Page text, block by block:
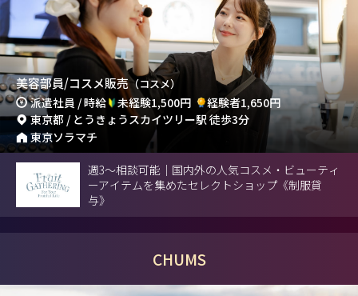
美容部員/コスメ販売（コスメ）
派遣社員 / 時給 未経験1,500円
経験者1,650円
東京都 / とうきょうスカイツリー駅 徒歩3分
東京ソラマチ
週3～相談可能｜国内外の人気コスメ・ビューティ
ーアイテムを集めたセレクトショップ《制服貸
与》
CHUMS